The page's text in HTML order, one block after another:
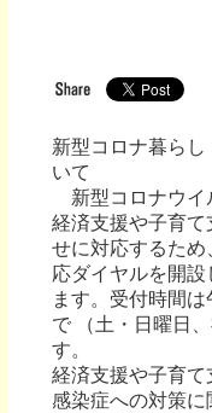
新型コロナ暮ら
いて
新型コロナウイ
経済支援や子育
せに対応するた
応ダイヤルを開
ます。受付時間
で （土・日曜日
す。
経済支援や子育て
感染症への対策